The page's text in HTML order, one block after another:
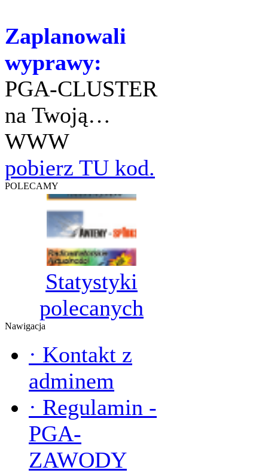
Zaplanowali
wyprawy:
PGA-CLUSTER
na Twoją…
WWW
pobierz TU kod.
POLECAMY
Statystyki
polecanych
Nawigacja
· Kontakt z
adminem
· Regulamin -
PGA-
ZAWODY